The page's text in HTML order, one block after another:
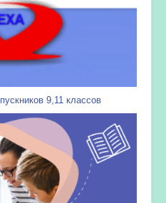
9,11 классов